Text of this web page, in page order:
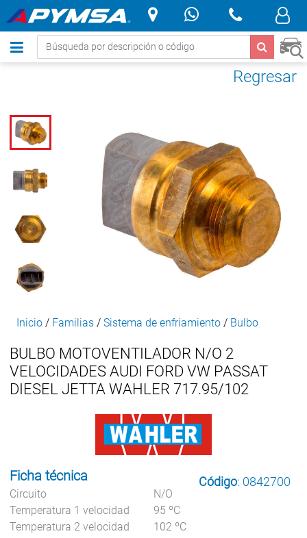
.
Regresar
Inicio / Familias / Sistema de enfriamiento / Bulbo
BULBO MOTOVENTILADOR N/O 2
VELOCIDADES AUDI FORD VW PASSAT
DIESEL JETTA WAHLER 717.95/102
Código: 0842700
Ficha técnica
Circuito
N/O
Temperatura 1 velocidad
95 ºC
Temperatura 2 velocidad
102 ºC